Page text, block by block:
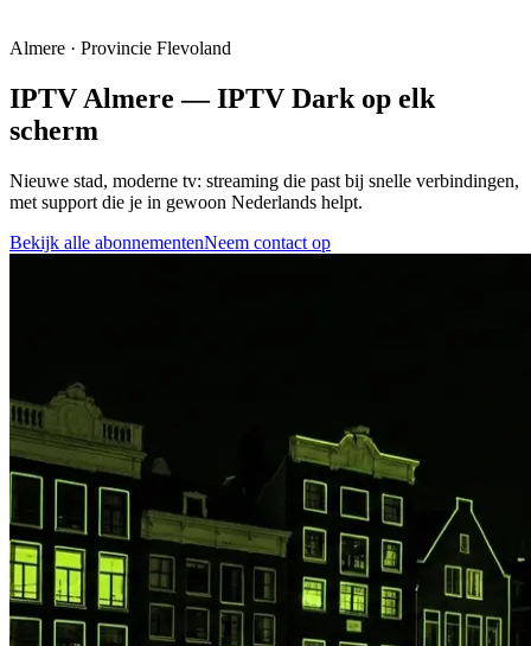
Almere · Provincie Flevoland
IPTV Almere — IPTV Dark op elk
scherm
Nieuwe stad, moderne tv: streaming die past bij snelle verbindingen,
met support die je in gewoon Nederlands helpt.
Bekijk alle abonnementenNeem contact op